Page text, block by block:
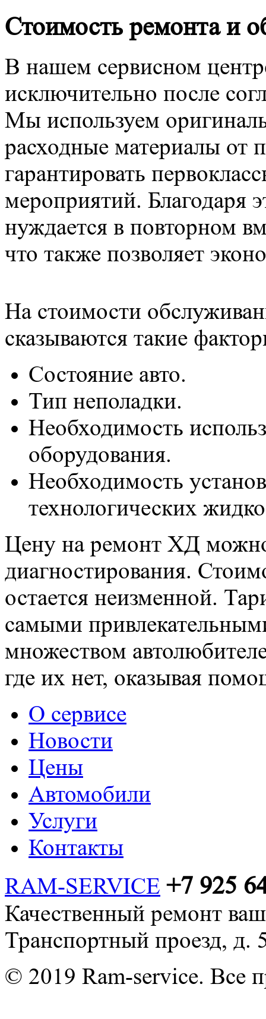
Стоимость ремонта и
В нашем сервисном
исключительно после
Мы используем
расходные материалы от
гарантировать
мероприятий. Благодаря
нуждается в повторном
что также позволяет
На стоимости
сказываются такие
Состояние авто.
Тип неполадки.
Необходимость
оборудования.
Необходимость
технологических
Цену на ремонт ХД можно
диагностирования.
остается неизменной.
самыми
множеством
где их нет, оказывая
О сервисе
Новости
Цены
Автомобили
Услуги
Контакты
RAM-SERVICE +7 925
Качественный ремонт
Транспортный проезд, д.
© 2019 Ram-service. Все